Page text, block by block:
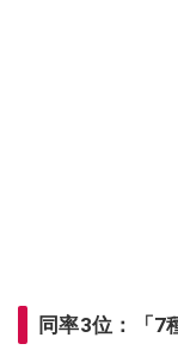
同率3位：「7